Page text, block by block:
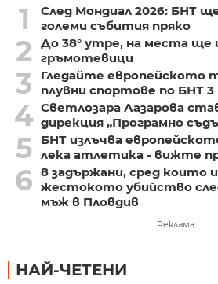
1
След Мондиал 2026: БНТ
големи събития пряко
2
До 38° утре, на места ще
гръмотевици
3
Гледайте европейското
плувни спортове по БНТ 3
4 Светлозара Лазарова
дирекция „Програмно
5
БНТ излъчва
лека атлетика - вижте
6 8 задържани, сред които
жестокото убийство
мъж в Пловдив
Реклама
НАЙ-ЧЕТЕНИ